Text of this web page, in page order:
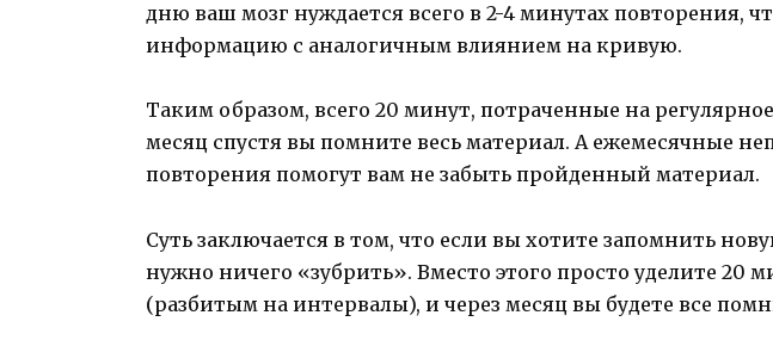
дню ваш мозг нуждается всего в 2-4 минутах повторения,
информацию с аналогичным влиянием на кривую.
Таким образом, всего 20 минут, потраченные на
месяц спустя вы помните весь материал. А ежемесячные
повторения помогут вам не забыть пройденный материал.
Суть заключается в том, что если вы хотите запомнить
нужно ничего «зубрить». Вместо этого просто уделите 20
(разбитым на интервалы), и через месяц вы будете все